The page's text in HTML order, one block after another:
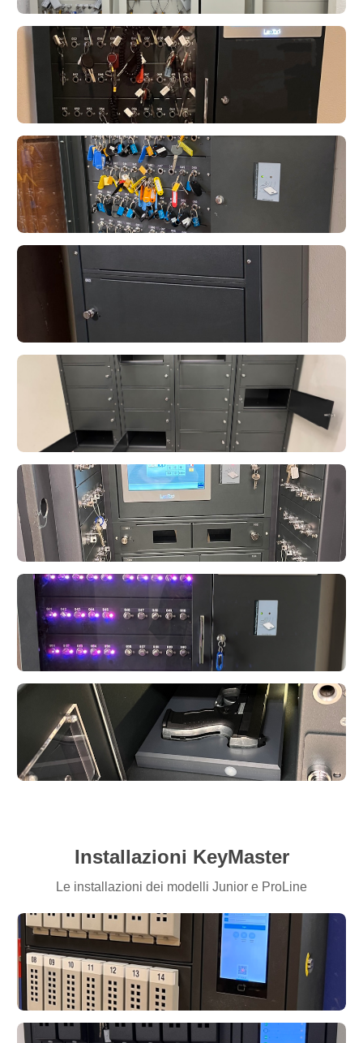
LoxTop
LoxTop
LoxTop
LoxTop
LoxTop
LoxTop
LoxTop
LoxTop
LoxTop
LoxTop
LoxTop
Installazioni KeyMaster
Le installazioni dei modelli Junior e ProLine
ProLine 14+
KeyMaster